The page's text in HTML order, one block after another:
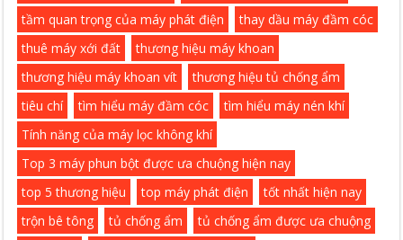
tầm quan trọng của máy phát điện
thay dầu máy đầm cóc
thuê máy xới đất
thương hiệu máy khoan
thương hiệu máy khoan vít
thương hiệu tủ chống ẩm
tiêu chí
tìm hiểu máy đầm cóc
tìm hiểu máy nén khí
Tính năng của máy lọc không khí
Top 3 máy phun bột được ưa chuộng hiện nay
top 5 thương hiệu
top máy phát điện
tốt nhất hiện nay
trộn bê tông
tủ chống ẩm
tủ chống ẩm được ưa chuộng